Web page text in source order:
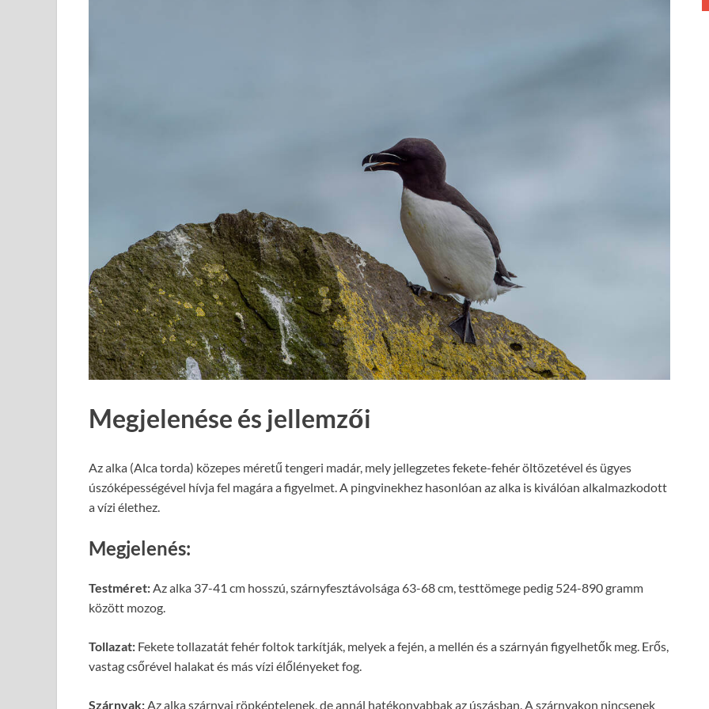
Megjelenése és jellemzői
Az alka (Alca torda) közepes méretű tengeri madár, mely jellegzetes fekete-fehér öltözetével és ügyes
úszóképességével hívja fel magára a figyelmet. A pingvinekhez hasonlóan az alka is kiválóan alkalmazkodott
a vízi élethez.
Megjelenés:
Testméret: Az alka 37-41 cm hosszú, szárnyfesztávolsága 63-68 cm, testtömege pedig 524-890 gramm
között mozog.
Tollazat: Fekete tollazatát fehér foltok tarkítják, melyek a fején, a mellén és a szárnyán figyelhetők meg. Erős,
vastag csőrével halakat és más vízi élőlényeket fog.
Szárnyak: Az alka szárnyai röpképtelenek, de annál hatékonyabbak az úszásban. A szárnyakon nincsenek